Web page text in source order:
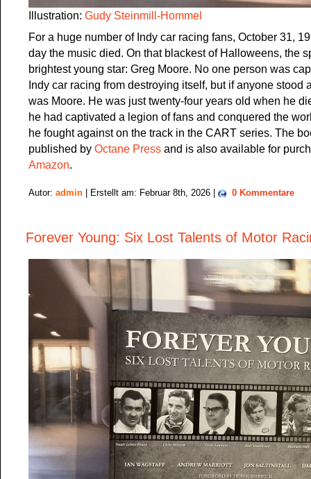
Illustration: Gudy Steinmill-Hommel
For a huge number of Indy car racing fans, October 31,
day the music died. On that blackest of Halloweens, the
brightest young star: Greg Moore. No one person was
Indy car racing from destroying itself, but if anyone stood
was Moore. He was just twenty-four years old when he
he had captivated a legion of fans and conquered the
he fought against on the track in the CART series. The
published by Octane Press and is also available for
Amazon.
Autor: admin | Erstellt am: Februar 8th, 2026 | 0 Kommentare
Forever Young: Six Lost Talents of Motor